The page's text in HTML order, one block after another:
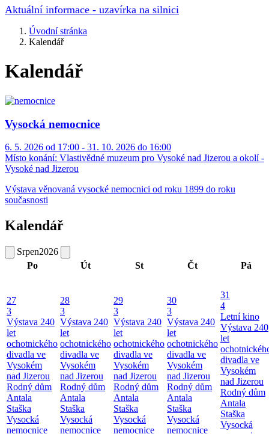
Aktuální informace - uzavírka na silnici
Úvodní stránka
Kalendář
Kalendář
Vysocká nemocnice
6. 5. 2026 od 17:00 - 31. 10. 2026 do 16:00
Místo konání: Vlastivědné muzeum pro Vysoké nad Jizerou a okolí -
Vysoké nad Jizerou
Výstava věnovaná vysocké nemocnici od roku 1899 do roku
současnosti
Kalendář
Srpen2026
Po
Út St Čt Pá
27
3
Výstava 240
let
ochotnického
divadla ve
Vysokém
nad Jizerou
Rodný dům
Antala
Staška
Vysocká
nemocnice
28
3
Výstava 240
let
ochotnického
divadla ve
Vysokém
nad Jizerou
Rodný dům
Antala
Staška
Vysocká
nemocnice
29
3
Výstava 240
let
ochotnického
divadla ve
Vysokém
nad Jizerou
Rodný dům
Antala
Staška
Vysocká
nemocnice
30
3
Výstava 240
let
ochotnického
divadla ve
Vysokém
nad Jizerou
Rodný dům
Antala
Staška
Vysocká
nemocnice
31
4
Letní kino
Výstava 240
let
divadla ve
Vysokém
nad Jizerou
Rodný dům
Antala
Staška
Vysocká